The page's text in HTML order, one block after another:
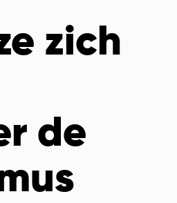
zich
de